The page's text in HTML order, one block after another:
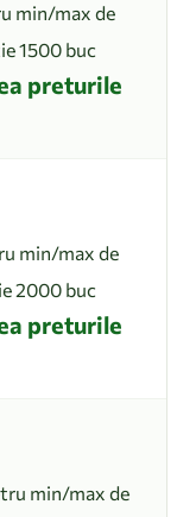
min/max de
1500 buc
preturile
min/max de
2000 buc
preturile
min/max de